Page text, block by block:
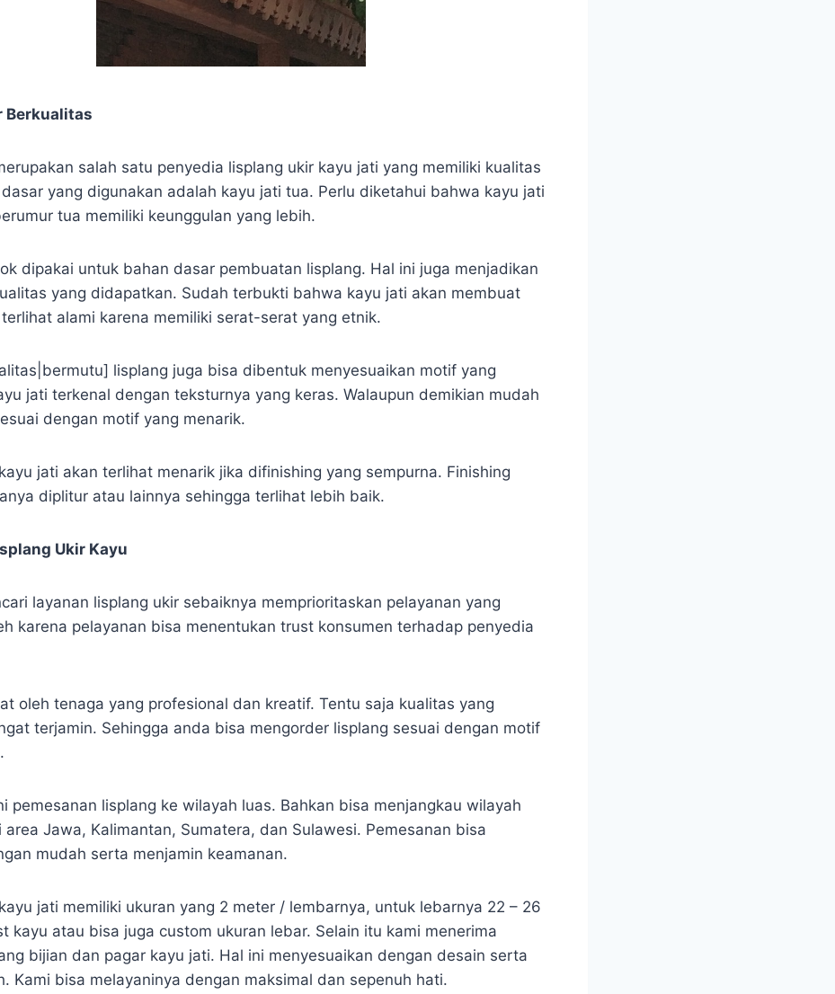
Berkualitas
salah satu penyedia lisplang ukir kayu jati yang memiliki kualitas
yang digunakan adalah kayu jati tua. Perlu diketahui bahwa kayu jati
tua memiliki keunggulan yang lebih.
dipakai untuk bahan dasar pembuatan lisplang. Hal ini juga menjadikan
yang didapatkan. Sudah terbukti bahwa kayu jati akan membuat
alami karena memiliki serat-serat yang etnik.
lisplang juga bisa dibentuk menyesuaikan motif yang
jati terkenal dengan teksturnya yang keras. Walaupun demikian mudah
dengan motif yang menarik.
jati akan terlihat menarik jika difinishing yang sempurna. Finishing
diplitur atau lainnya sehingga terlihat lebih baik.
Ukir Kayu
layanan lisplang ukir sebaiknya memprioritaskan pelayanan yang
karena pelayanan bisa menentukan trust konsumen terhadap penyedia
oleh tenaga yang profesional dan kreatif. Tentu saja kualitas yang
terjamin. Sehingga anda bisa mengorder lisplang sesuai dengan motif
pemesanan lisplang ke wilayah luas. Bahkan bisa menjangkau wilayah
area Jawa, Kalimantan, Sumatera, dan Sulawesi. Pemesanan bisa
mudah serta menjamin keamanan.
jati memiliki ukuran yang 2 meter / lembarnya, untuk lebarnya 22 – 26
kayu atau bisa juga custom ukuran lebar. Selain itu kami menerima
bijian dan pagar kayu jati. Hal ini menyesuaikan dengan desain serta
Kami bisa melayaninya dengan maksimal dan sepenuh hati.